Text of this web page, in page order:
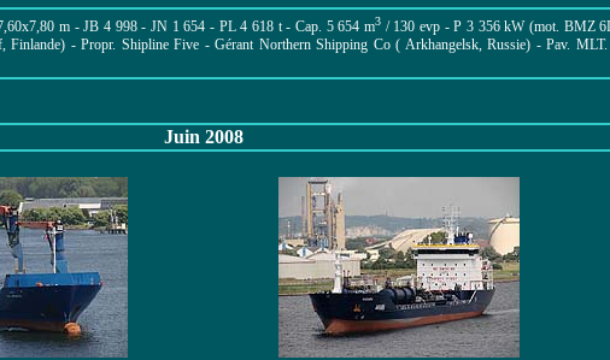
m - JB 4 998 - JN 1 654 - PL 4 618 t - Cap. 5 654 m3 / 130 evp - P 3 356 kW (mot. BMZ
Finlande) - Propr. Shipline Five - Gérant Northern Shipping Co ( Arkhangelsk, Russie) - Pav.
Juin 2008